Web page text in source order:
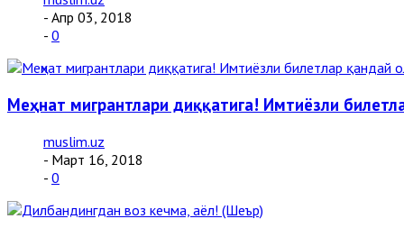
- Апр 03, 2018
- 0
Меҳнат мигрантлари диққатига! Имтиёзли
muslim.uz
- Март 16, 2018
- 0